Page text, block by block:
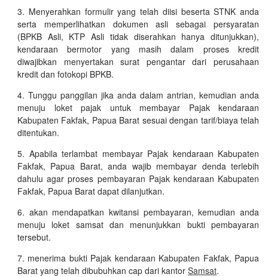
Menyerahkan formulir yang telah diisi beserta STNK anda
serta memperlihatkan dokumen asli sebagai persyaratan
(BPKB Asli, KTP Asli tidak diserahkan hanya ditunjukkan),
kendaraan bermotor yang masih dalam proses kredit
diwajibkan menyertakan surat pengantar dari perusahaan
kredit dan fotokopi BPKB.
Tunggu panggilan jika anda dalam antrian, kemudian anda
menuju loket pajak untuk membayar Pajak kendaraan
Kabupaten Fakfak, Papua Barat sesuai dengan tarif/biaya telah
ditentukan.
Apabila terlambat membayar Pajak kendaraan Kabupaten
Fakfak, Papua Barat, anda wajib membayar denda terlebih
dahulu agar proses pembayaran Pajak kendaraan Kabupaten
Fakfak, Papua Barat dapat dilanjutkan.
akan mendapatkan kwitansi pembayaran, kemudian anda
menuju loket samsat dan menunjukkan bukti pembayaran
tersebut.
menerima bukti Pajak kendaraan Kabupaten Fakfak, Papua
Barat yang telah dibubuhkan cap dari kantor Samsat.